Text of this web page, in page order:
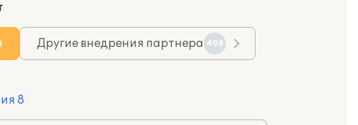
Другие внедрения партнера 408
8